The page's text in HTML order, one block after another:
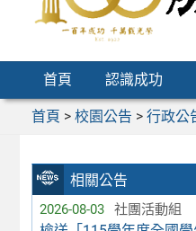
首頁 認識成功
首頁 > 校園公告 > 行政公
相關公告
2026-08-03 社團活動組